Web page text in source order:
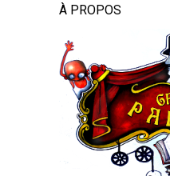
À PROPOS